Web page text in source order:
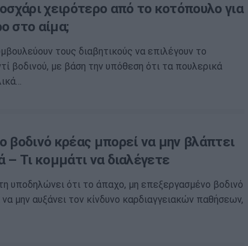
χειρότερο από το κοτόπουλο για
στο αίμα;
τους διαβητικούς να επιλέγουν το
βοδινού, με βάση την υπόθεση ότι τα πουλερικά
βοδινό κρέας μπορεί να μην βλάπτει
– Τι κομμάτι να διαλέγετε
υποδηλώνει ότι το άπαχο, μη επεξεργασμένο βοδινό
μην αυξάνει τον κίνδυνο καρδιαγγειακών παθήσεων,